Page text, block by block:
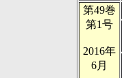
第49巻
第1号
2016年
6月